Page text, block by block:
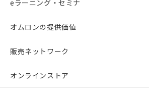
eラーニング・セミナ
オムロンの提供価値
販売ネットワーク
オンラインストア